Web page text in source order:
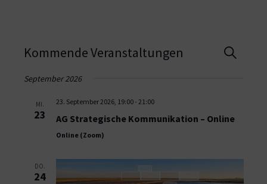
und
Suche
Kommende Veranstaltungen
September 2026
MI.
23
23. September 2026, 19:00- 21:00
AG Strategische Kommunikation – Online
Online (Zoom)
DO.
24